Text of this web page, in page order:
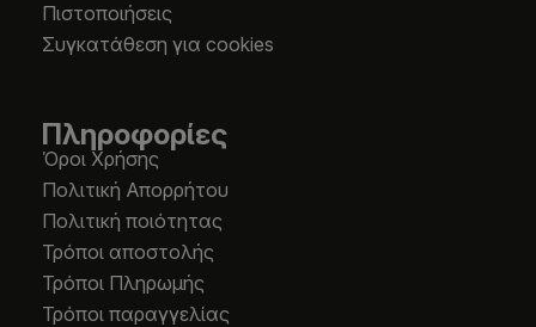
Πιστοποιήσεις
Συγκατάθεση για cookies
Πληροφορίες
Όροι Χρήσης
Πολιτική Απορρήτου
Πολιτική ποιότητας
Τρόποι αποστολής
Τρόποι Πληρωμής
Τρόποι παραγγελίας